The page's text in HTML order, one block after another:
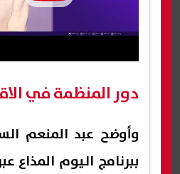
دور المنظمة في
وأوضح عبد المنعم